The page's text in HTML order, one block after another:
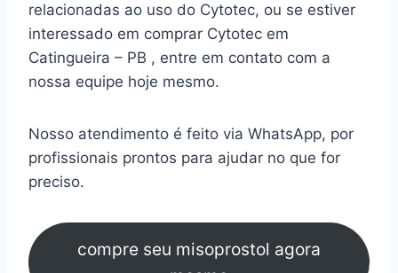
relacionadas ao uso do Cytotec, ou se estiver
interessado em comprar Cytotec em
Catingueira – PB , entre em contato com a
nossa equipe hoje mesmo.
Nosso atendimento é feito via WhatsApp, por
profissionais prontos para ajudar no que for
preciso.
compre seu misoprostol agora